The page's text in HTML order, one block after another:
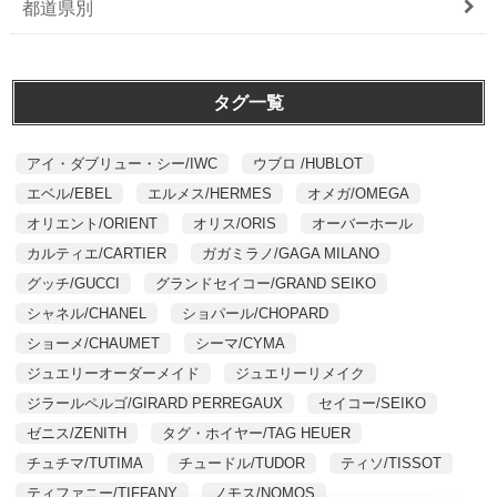
都道県別
タグ一覧
アイ・ダブリュー・シー/IWC
ウブロ /HUBLOT
エベル/EBEL
エルメス/HERMES
オメガ/OMEGA
オリエント/ORIENT
オリス/ORIS
オーバーホール
カルティエ/CARTIER
ガガミラノ/GAGA MILANO
グッチ/GUCCI
グランドセイコー/GRAND SEIKO
シャネル/CHANEL
ショパール/CHOPARD
ショーメ/CHAUMET
シーマ/CYMA
ジュエリーオーダーメイド
ジュエリーリメイク
ジラールペルゴ/GIRARD PERREGAUX
セイコー/SEIKO
ゼニス/ZENITH
タグ・ホイヤー/TAG HEUER
チュチマ/TUTIMA
チュードル/TUDOR
ティソ/TISSOT
ティファニー/TIFFANY
ノモス/NOMOS